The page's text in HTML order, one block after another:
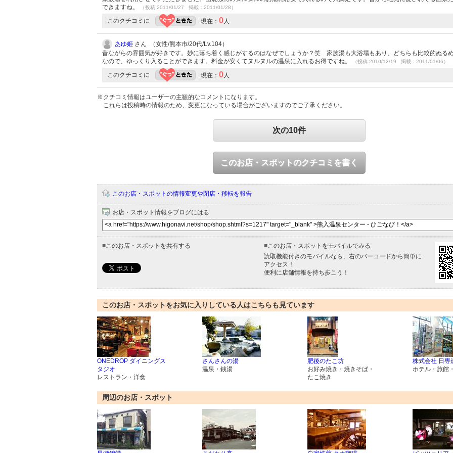
できますね。
（投稿:2011/01/27 掲載：2011/01/28）
このクチコミに 現在： 0 人
あゆ姫 さん （女性/熊本市/20代/Lv.104）
昔ながらの雰囲気が好きです。妙に落ち着く感じがするのはなぜでしょうか？笑 家族湯も大浴場もあり、どちらも比較的ぬる
なので、ゆっくり入ることができます。料金が安くてヌルヌルの温泉に入れるお得ですね。
（投稿:2010/12/19 掲載：2011/01/06）
このクチコミに 現在： 0 人
※クチコミ情報はユーザーの主観的なコメントになります。
これらは投稿時の情報のため、変更になっている場合がございますのでご了承ください。
次の10件
このお店・スポットのクチコミを書く
このお店・スポットの情報変更や閉店・移転を報告
お店・スポット情報をブログにはる
■ このお店・スポットを共有する ■ このお店・スポットをモバイルでみる
読取機能付きのモバイルなら、右のバーコードから簡単に
アクセス！
便利に店舗情報を持ち歩こう！
このお店・スポットをお気に入りしている人はこちらも見ています
ONEDROP ダイニングス
タジオ
レストラン・洋食
さんさんの湯
温泉・銭湯
肥後のたこ坊
お好み焼き・焼きそば・
たこ焼き
株式会社 日専
ホテル・旅館
周辺のお店・スポット